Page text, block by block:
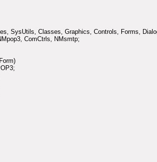
SysUtils, Classes, Graphics, Controls, Forms,
ComCtrls, NMsmtp;